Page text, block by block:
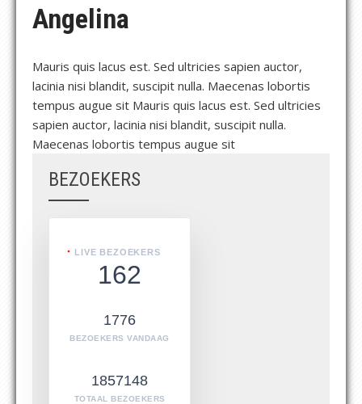
Angelina
Mauris quis lacus est. Sed ultricies sapien auctor,
lacinia nisi blandit, suscipit nulla. Maecenas lobortis
tempus augue sit Mauris quis lacus est. Sed ultricies
sapien auctor, lacinia nisi blandit, suscipit nulla.
Maecenas lobortis tempus augue sit
BEZOEKERS
LIVE BEZOEKERS
162
1776
BEZOEKERS VANDAAG
1857148
TOTAAL BEZOEKERS